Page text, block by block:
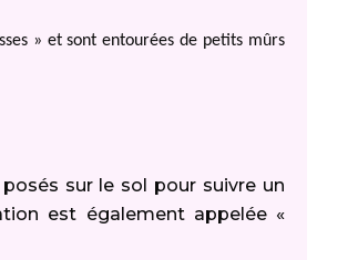
» et sont entourées de petits mûrs
sur le sol pour suivre un
est également appelée «